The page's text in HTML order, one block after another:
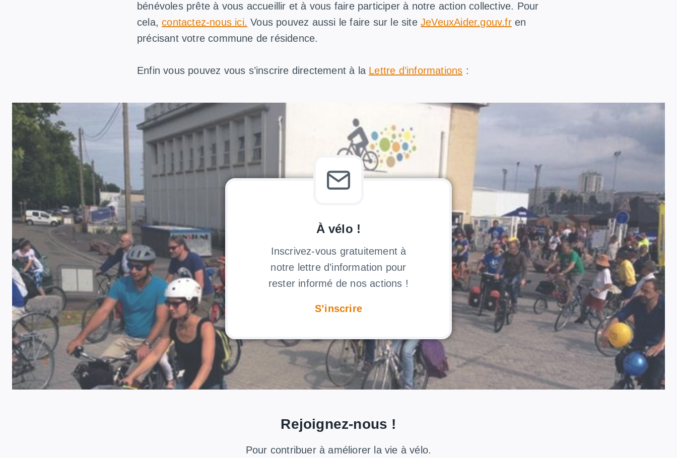
bénévoles prête à vous accueillir et à vous faire participer à notre action collective. Pour
cela,contactez-nous ici. Vous pouvez aussi le faire sur le siteJeVeuxAider.gouv.fren
précisant votre commune de résidence.
Enfin vous pouvez vous s’inscrire directement à la Lettre d’informations :
À vélo !
Inscrivez-vous gratuitement à
notre lettre d’information pour
rester informé de nos actions !
S’inscrire
Rejoignez-nous !
Pour contribuer à améliorer la vie à vélo.